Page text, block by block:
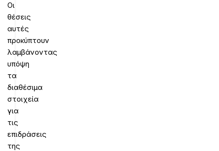
Οι
θέσεις
αυτές
προκύπτουν
λαμβάνοντας
υπόψη
τα
διαθέσιμα
στοιχεία
για
τις
επιδράσεις
της